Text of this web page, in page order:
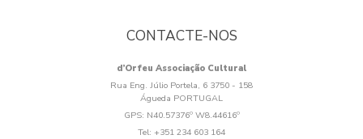
CONTACTE-NOS
d’Orfeu Associação Cultural
Rua Eng. Júlio Portela, 6 3750 - 158
Águeda PORTUGAL
GPS: N40.57376º W8.44616º
Tel: +351 234 603 164